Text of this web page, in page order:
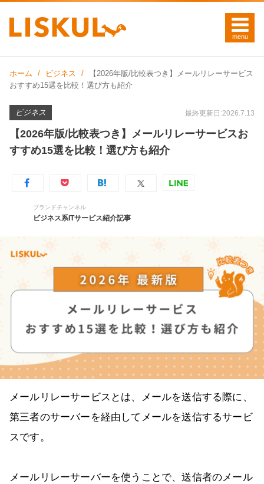
ホーム ビジネス
【2026年版/比較表つき】メールリレーサービス
おすすめ15選を比較！選び方も紹介
ビジネス 最終更新日:2026.7.13
【2026年版/比較表つき】メールリレーサービスお
すすめ15選を比較！選び方も紹介
ブランドチャンネル
ビジネス系ITサービス紹介記事
メールリレーサービスとは、メールを送信する際に、
第三者のサーバーを経由してメールを送信するサービ
スです。
メールリレーサーバーを使うことで、送信者のメール